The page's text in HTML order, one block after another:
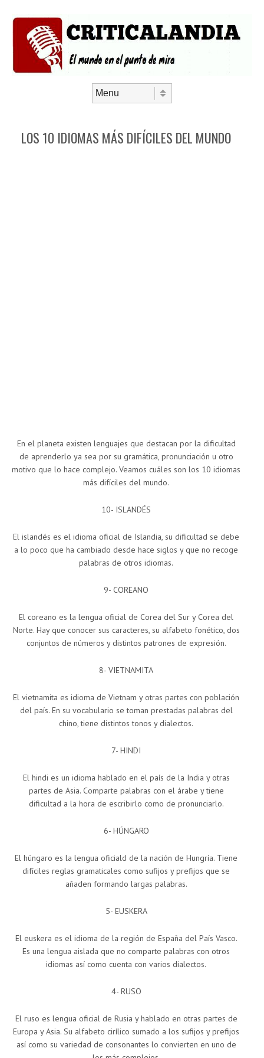
LOS 10 IDIOMAS MÁS DIFÍCILES DEL MUNDO
En el planeta existen lenguajes que destacan por la dificultad
de aprenderlo ya sea por su gramática, pronunciación u otro
motivo que lo hace complejo. Veamos cuáles son los 10 idiomas
más difíciles del mundo.
10- ISLANDÉS
El islandés es el idioma oficial de Islandia, su dificultad se debe
a lo poco que ha cambiado desde hace siglos y que no recoge
palabras de otros idiomas.
9- COREANO
El coreano es la lengua oficial de Corea del Sur y Corea del
Norte. Hay que conocer sus caracteres, su alfabeto fonético, dos
conjuntos de números y distintos patrones de expresión.
8- VIETNAMITA
El vietnamita es idioma de Vietnam y otras partes con población
del país. En su vocabulario se toman prestadas palabras del
chino, tiene distintos tonos y dialectos.
7- HINDI
El hindi es un idioma hablado en el país de la India y otras
partes de Asia. Comparte palabras con el árabe y tiene
dificultad a la hora de escribirlo como de pronunciarlo.
6- HÚNGARO
El húngaro es la lengua oficiald de la nación de Hungría. Tiene
difíciles reglas gramaticales como sufijos y prefijos que se
añaden formando largas palabras.
5- EUSKERA
El euskera es el idioma de la región de España del País Vasco.
Es una lengua aislada que no comparte palabras con otros
idiomas así como cuenta con varios dialectos.
4- RUSO
El ruso es lengua oficial de Rusia y hablado en otras partes de
Europa y Asia. Su alfabeto cirílico sumado a los sufijos y prefijos
así como su variedad de consonantes lo convierten en uno de